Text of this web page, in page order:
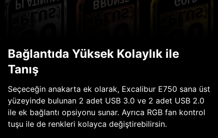
Bağlantıda Yüksek Kolaylık ile
Tanış
Seçeceğin anakarta ek olarak, Excalibur E750 sana üst
yüzeyinde bulunan 2 adet USB 3.0 ve 2 adet USB 2.0
ile ek bağlantı opsiyonu sunar. Ayrıca RGB fan kontrol
tuşu ile de renkleri kolayca değiştirebilirsin.